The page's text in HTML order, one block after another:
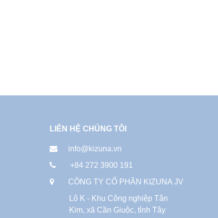
LIÊN HỆ CHÚNG TÔI
info@kizuna.vn
+84 272 3900 191
CÔNG TY CỔ PHẦN KIZUNA JV
Lô K - Khu Công nghiệp Tân
Kim, xã Cần Giuộc, tỉnh Tây